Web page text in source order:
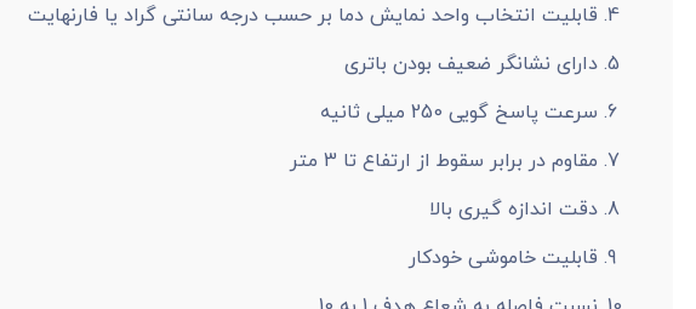
قابلیت انتخاب واحد نمایش دما بر حسب درجه سانتی گراد یا فارنهایت
دارای نشانگر ضعیف بودن باتری
سرعت پاسخ گویی 250 میلی ثانیه
مقاوم در برابر سقوط از ارتفاع تا 3 متر
دقت اندازه گیری بالا
قابلیت خاموشی خودکار